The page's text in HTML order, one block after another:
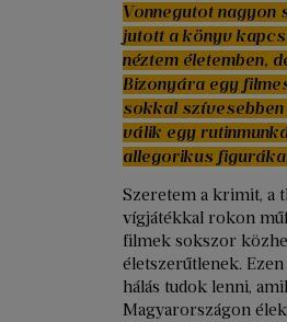
Vonnegutot nagyon
jutott a könyv
néztem életemben,
Bizonyára egy
sokkal
válik egy
allegorikus
Szeretem a krimit, a
vígjátékkal rokon
filmek sokszor
életszerűtlenek.
hálás tudok lenni,
Magyarországon